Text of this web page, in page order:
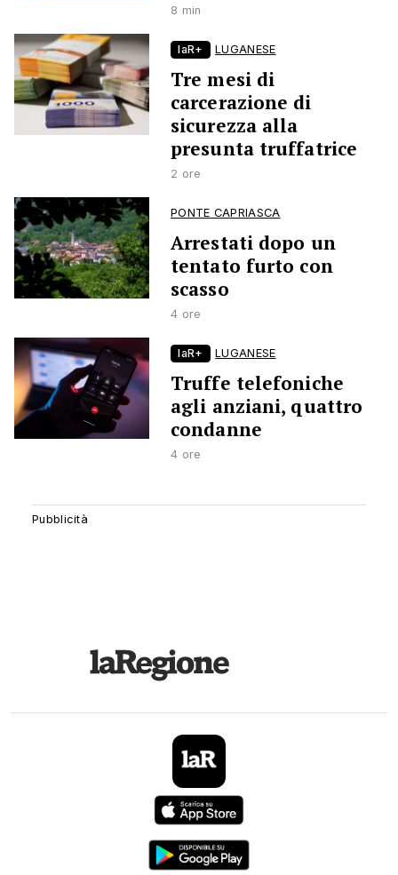
8 min
laR+ LUGANESE
Tre mesi di
carcerazione di
sicurezza alla
presunta truffatrice
2 ore
PONTE CAPRIASCA
Arrestati dopo un
tentato furto con
scasso
4 ore
laR+ LUGANESE
Truffe telefoniche
agli anziani, quattro
condanne
4 ore